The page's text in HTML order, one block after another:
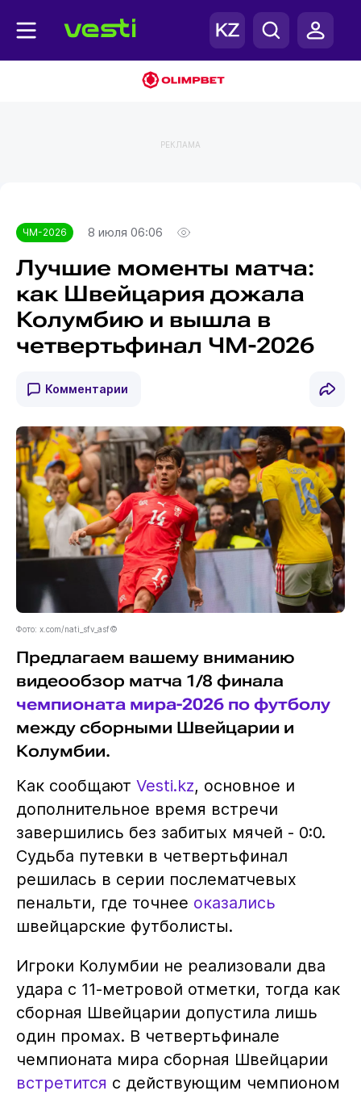
РЕКЛАМА
ЧМ-2026 8 июля 06:06
Лучшие моменты матча:
как Швейцария дожала
Колумбию и вышла в
четвертьфинал ЧМ-2026
Комментарии
Фото: x.com/nati_sfv_asf©
Предлагаем вашему вниманию
видеообзор матча 1/8 финала
чемпионата мира-2026 по футболу
между сборными Швейцарии и
Колумбии.
Как сообщают Vesti.kz, основное и
дополнительное время встречи
завершились без забитых мячей - 0:0.
Судьба путевки в четвертьфинал
решилась в серии послематчевых
пенальти, где точнее оказались
швейцарские футболисты.
Игроки Колумбии не реализовали два
удара с 11-метровой отметки, тогда как
сборная Швейцарии допустила лишь
один промах. В четвертьфинале
чемпионата мира сборная Швейцарии
встретится с действующим чемпионом